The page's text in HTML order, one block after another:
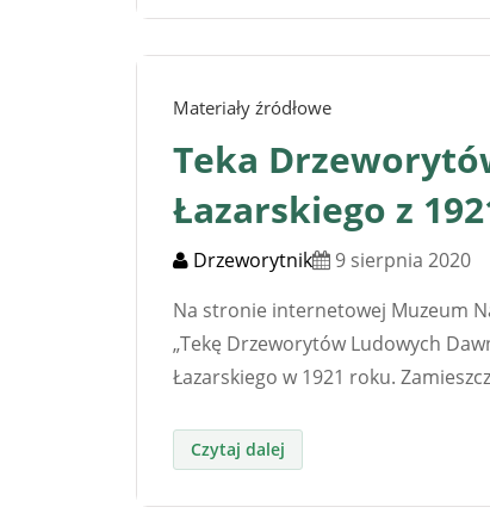
Materiały źródłowe
Teka
Łazarskiego z
Drzeworytnik
9 sierpnia 2020
Na stronie internetowej Muzeum
„Tekę Drzeworytów Ludowych
Łazarskiego w 1921 roku.